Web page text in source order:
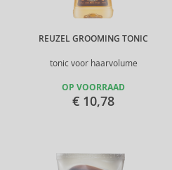
REUZEL GROOMING TONIC
tonic voor haarvolume
OP VOORRAAD
€ 10,78